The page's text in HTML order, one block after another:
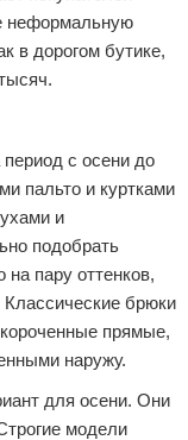
неформальную
в дорогом бутике,
с осени до
пальто и куртками
и
подобрать
пару оттенков,
Классические брюки
прямые,
наружу.
для осени. Они
модели